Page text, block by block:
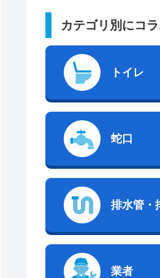
カテゴリ別にコ
トイレ
蛇口
排水管・
業者